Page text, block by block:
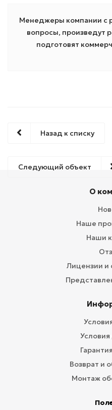
Менеджеры компании с
вопросы, произведут
подготовят
Назад к списку
Следующий объект
О
Наше
Наши
Лицензии и
Условия
Возврат и
Монтаж